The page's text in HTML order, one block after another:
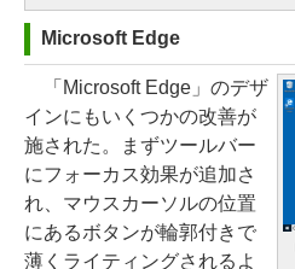
Microsoft Edge
「Microsoft Edge」のデザ
インにもいくつかの改善が
施された。まずツールバー
にフォーカス効果が追加さ
れ、マウスカーソルの位置
にあるボタンが輪郭付きで
薄くライティングされるよ